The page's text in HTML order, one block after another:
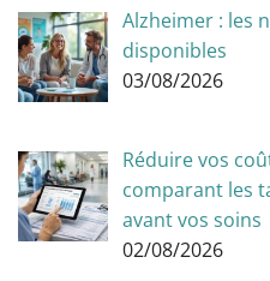
Alzheimer : les
disponibles
03/08/2026
Réduire vos
comparant les
avant vos soins
02/08/2026